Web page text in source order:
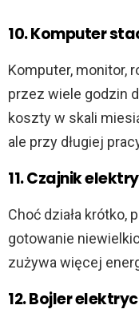
10. Komputer
Komputer, monitor,
przez wiele godzin
koszty w skali
ale przy długiej
11. Czajnik
Choć działa krótko,
gotowanie
zużywa więcej
12. Bojler